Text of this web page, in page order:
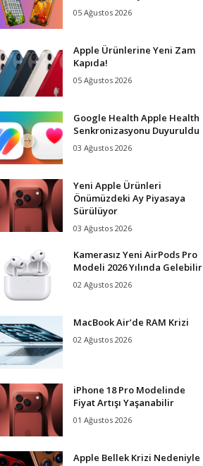
05 Ağustos 2026
Apple Ürünlerine Yeni Zam
Kapıda!
05 Ağustos 2026
Google Health Apple Health
Senkronizasyonu Duyuruldu
03 Ağustos 2026
Yeni Apple Ürünleri
Önümüzdeki Ay Piyasaya
Sürülüyor
03 Ağustos 2026
Kamerasız Yeni AirPods Pro
Modeli 2026 Yılında Gelebilir
02 Ağustos 2026
MacBook Air’de RAM Krizi
02 Ağustos 2026
iPhone 18 Pro Modelinde
Fiyat Artışı Yaşanabilir
01 Ağustos 2026
Apple Bellek Krizi Nedeniyle